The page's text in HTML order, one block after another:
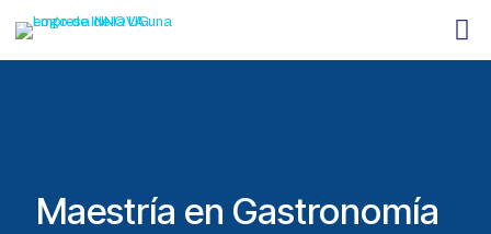
Maestría en Gastronomía